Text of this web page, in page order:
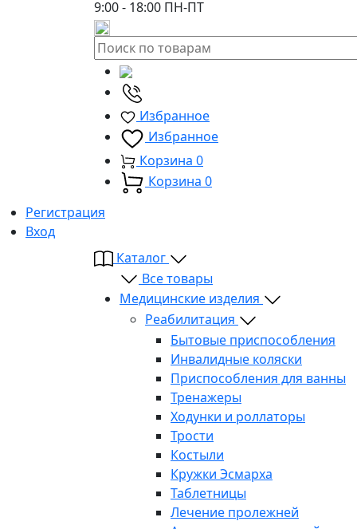
9:00 - 18:00 ПН-ПТ
Избранное
Избранное
Корзина 0
Корзина 0
Регистрация
Вход
Каталог
Все товары
Медицинские изделия
Реабилитация
Бытовые приспособления
Инвалидные коляски
Приспособления для ванны
Тренажеры
Ходунки и роллаторы
Трости
Костыли
Кружки Эсмарха
Таблетницы
Лечение пролежней